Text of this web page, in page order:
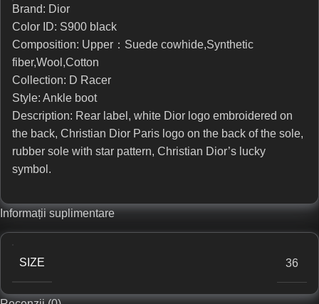
Brand: Dior
Color ID: S900 black
Composition: Upper：Suede cowhide,Synthetic
fiber,Wool,Cotton
Collection: D Racer
Style: Ankle boot
Description: Rear label, white Dior logo embroidered on
the back, Christian Dior Paris logo on the back of the sole,
rubber sole with star pattern, Christian Dior’s lucky
symbol.
Informații suplimentare
SIZE 36